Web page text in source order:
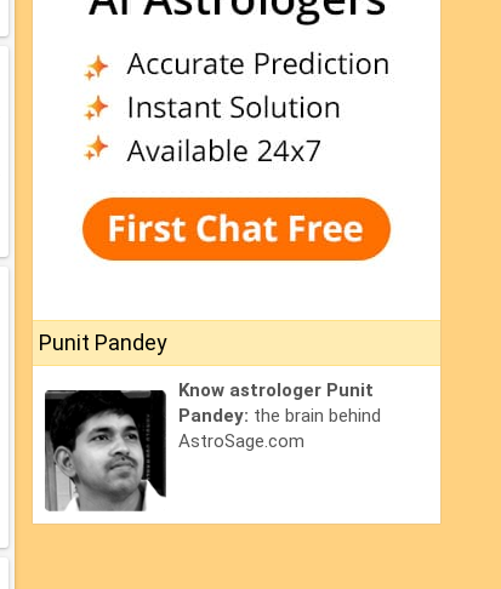
Punit Pandey
Know astrologer Punit
Pandey: the brain behind
AstroSage.com